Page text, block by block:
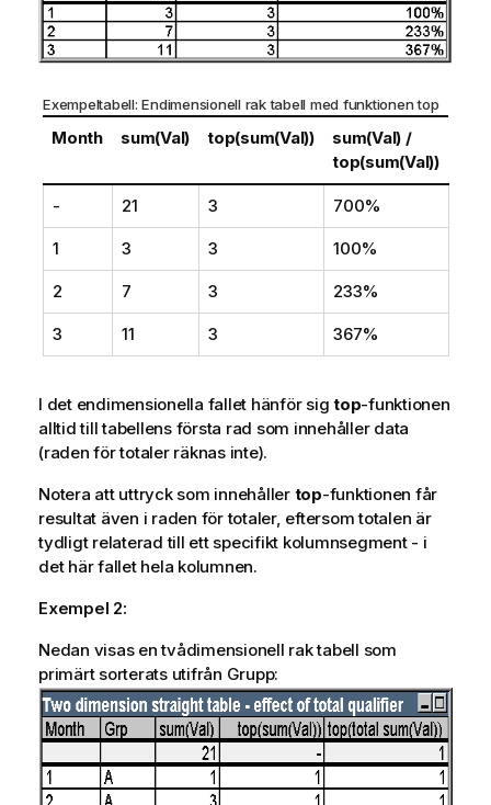
Exempeltabell: Endimensionell rak tabell med funktionentop
Month sum(Val) top(sum(Val))
sum(Val) /
top(sum(Val))
- 21 3 700%
1 3 3 100%
2 7 3 233%
3 11 3 367%
I det endimensionella fallet hänför sig top-funktionen
alltid till tabellens första rad som innehåller data
(raden för totaler räknas inte).
Notera att uttryck som innehåller top-funktionen får
resultat även i raden för totaler, eftersom totalen är
tydligt relaterad till ett specifikt kolumnsegment - i
det här fallet hela kolumnen.
Exempel 2:
Nedan visas en tvådimensionell rak tabell som
primärt sorterats utifrån Grupp: